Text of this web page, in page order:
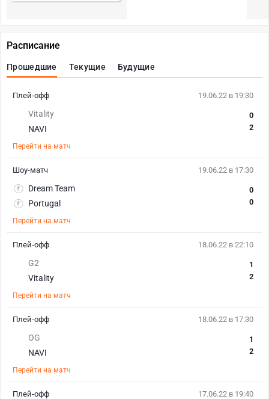
Расписание
Прошедшие Текущие Будущие
19.06.22 в 19:30
Vitality
NAVI
0
2
Перейти на матч
Плей-офф
19.06.22 в 17:30
Dream Team
Portugal
0
0
Перейти на матч
Шоу-матч
18.06.22 в 22:10
G2
Vitality
1
2
Перейти на матч
Плей-офф
18.06.22 в 17:30
OG
NAVI
1
2
Перейти на матч
Плей-офф
17.06.22 в 19:40
Плей-офф